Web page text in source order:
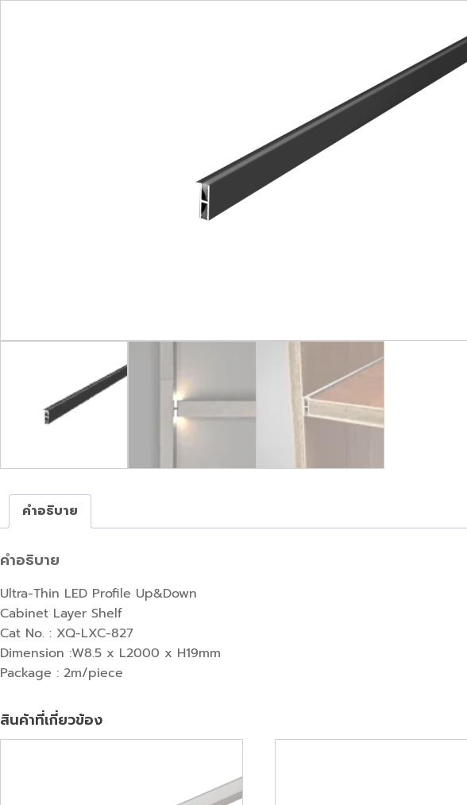
คำอธิบาย
คำอธิบาย
Ultra-Thin LED Profile Up&Down
Cabinet Layer Shelf
Cat No. : XQ-LXC-827
Dimension :W8.5 x L2000 x H19mm
Package : 2m/piece
สินค้าที่เกี่ยวข้อง